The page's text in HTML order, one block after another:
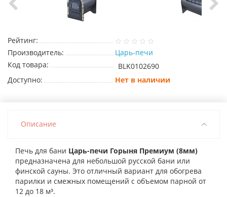
Рейтинг:
Производитель:
Царь-печи
Код товара:
BLK0102690
Доступно:
Нет в наличии
Описание
Печь для бани Царь-печи Горыня Премиум (8мм)
предназначена для небольшой русской бани или
финской сауны. Это отличный вариант для обогрева
парилки и смежных помещений с объемом парной от
12 до 18 м³.